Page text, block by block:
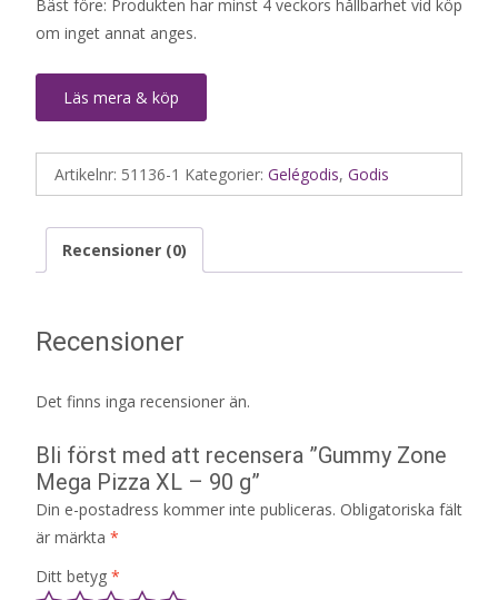
Bäst före: Produkten har minst 4 veckors hållbarhet vid köp
om inget annat anges.
Läs mera & köp
Artikelnr: 51136-1 Kategorier: Gelégodis, Godis
Recensioner (0)
Recensioner
Det finns inga recensioner än.
Bli först med att recensera ”Gummy Zone
Mega Pizza XL – 90 g”
Din e-postadress kommer inte publiceras. Obligatoriska fält
är märkta *
Ditt betyg *